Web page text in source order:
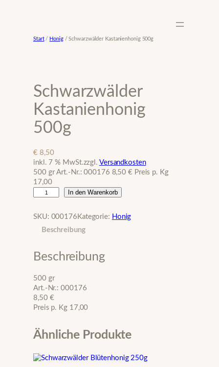
Start/ Honig/ Schwarzwälder Kastanienhonig 500g
Schwarzwälder
Kastanienhonig
500g
€8,50
inkl. 7 % MwSt.zzgl. Versandkosten
500 gr Art.-Nr.: 000176 8,50 € Preis p. Kg
17,00
w
z
w
l
d
e
r
a
s
a
In den Warenkorb
SKU: 000176 Kategorie: Honig
Beschreibung
Beschreibung
500 gr
Art.-Nr.: 000176
8,50 €
Preis p. Kg 17,00
Ähnliche Produkte